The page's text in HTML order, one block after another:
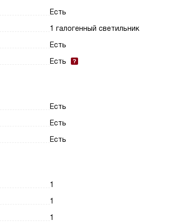
Есть
1 галогенный светильник
Есть
Есть
Есть
Есть
Есть
1
1
1